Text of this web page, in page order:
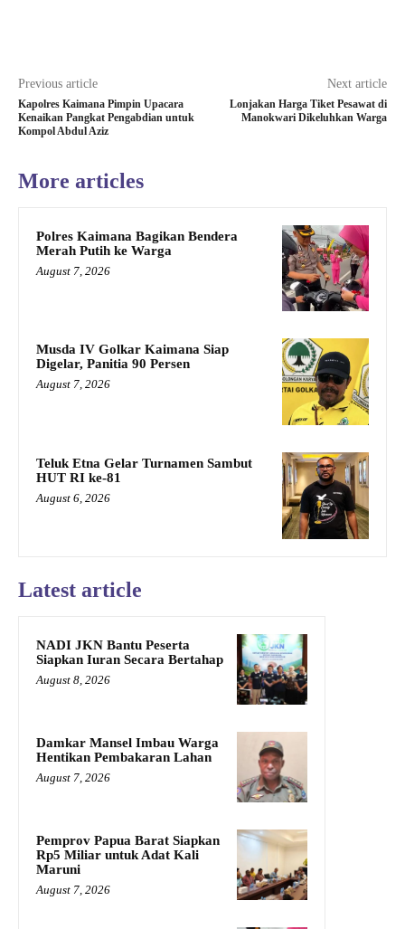
Previous article
Kapolres Kaimana Pimpin Upacara
Kenaikan Pangkat Pengabdian untuk
Kompol Abdul Aziz
Next article
Lonjakan Harga Tiket Pesawat di
Manokwari Dikeluhkan Warga
More articles
Polres Kaimana Bagikan Bendera
Merah Putih ke Warga
August 7, 2026
Musda IV Golkar Kaimana Siap
Digelar, Panitia 90 Persen
August 7, 2026
Teluk Etna Gelar Turnamen Sambut
HUT RI ke-81
August 6, 2026
Latest article
NADI JKN Bantu Peserta
Siapkan Iuran Secara Bertahap
August 8, 2026
Damkar Mansel Imbau Warga
Hentikan Pembakaran Lahan
August 7, 2026
Pemprov Papua Barat Siapkan
Rp5 Miliar untuk Adat Kali
Maruni
August 7, 2026